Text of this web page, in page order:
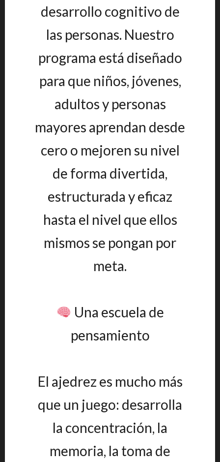
desarrollo cognitivo de
las personas. Nuestro
programa está diseñado
para que niños, jóvenes,
adultos y personas
mayores aprendan desde
cero o mejoren su nivel
de forma divertida,
estructurada y eficaz
hasta el nivel que ellos
mismos se pongan por
meta.
Una escuela de
pensamiento
El ajedrez es mucho más
que un juego: desarrolla
la concentración, la
memoria, la toma de